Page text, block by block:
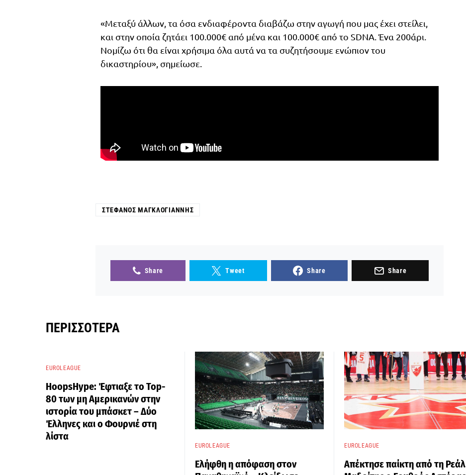
«Μεταξύ άλλων, τα όσα ενδιαφέροντα διαβάζω στην αγωγή που μας έχει στείλει,
και στην οποία ζητάει 100.000€ από μένα και 100.000€ από το SDNA. Ένα 200άρι.
Νομίζω ότι θα είναι χρήσιμα όλα αυτά να τα συζητήσουμε ενώπιον του
δικαστηρίου», σημείωσε.
ΣΤΈΦΑΝΟΣ ΜΑΓΚΛΟΓΙΆΝΝΗΣ
Share Tweet Share Share
ΠΕΡΙΣΣΌΤΕΡΑ
EUROLEAGUE
HoopsHype: Έφτιαξε το Top-
80 των μη Αμερικανών στην
ιστορία του μπάσκετ – Δύο
Έλληνες και ο Φουρνιέ στη
λίστα
EUROLEAGUE
Ελήφθη η απόφαση στον
EUROLEAGUE
Απέκτησε παίκτη από τη Ρεάλ